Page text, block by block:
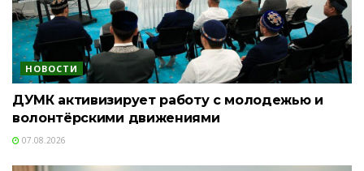
НОВОСТИ
ДУМК активизирует работу с молодежью и
волонтёрскими движениями
07.08.2026